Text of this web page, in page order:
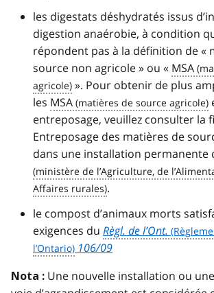
les digestats déshydratés issus
digestion anaérobie, à condition
répondent pas à la définition de «
source non agricole » ou « MSA
». Pour obtenir de plus
les MSA
entreposage, veuillez consulter la
Entreposage des matières de
dans une installation permanente
.
le compost d’animaux morts
exigences du Règl. de l’Ont.
106/09
Nota : Une nouvelle installation ou